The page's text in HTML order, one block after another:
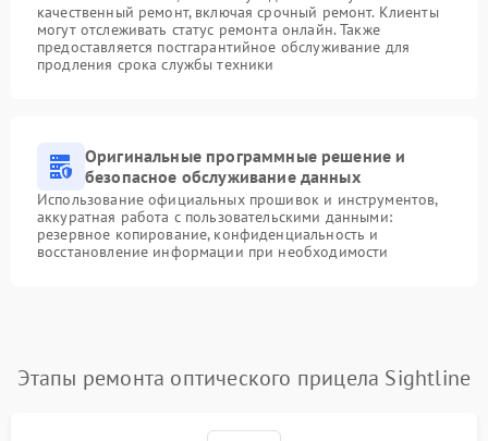
качественный ремонт, включая срочный ремонт. Клиенты
могут отслеживать статус ремонта онлайн. Также
предоставляется постгарантийное обслуживание для
продления срока службы техники
Оригинальные программные решение и
безопасное обслуживание данных
Использование официальных прошивок и инструментов,
аккуратная работа с пользовательскими данными:
резервное копирование, конфиденциальность и
восстановление информации при необходимости
Этапы ремонта оптического прицела Sightline